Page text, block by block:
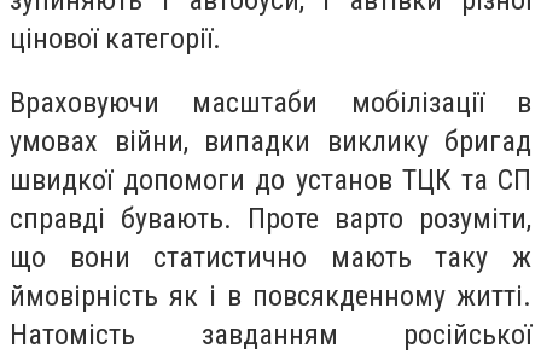
цінової категорії.
Враховуючи масштаби мобілізації в
умовах війни, випадки виклику бригад
швидкої допомоги до установ ТЦК та СП
справді бувають. Проте варто розуміти,
що вони статистично мають таку ж
ймовірність як і в повсякденному житті.
Натомість завданням російської